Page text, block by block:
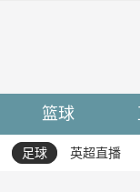
篮球
足球 英超直播